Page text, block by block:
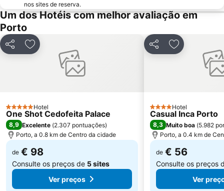
da Póvoa de Varzim
da Madalena
Edificio da Alfândega
Mercado do Bolhão
Estádio Municipal de Braga - Estádio AXA
Aldeia Rural Preservada de Quintandona
Palacio do Freixo
Casino de Espinho
Parque do Palácio de Cristal
Arrábida Shopping
Praia de Esposende
Aquático de Fafe
Azurara Beach
nos sites de reserva.
Um dos Hotéis com melhor avaliação em
Porto
PartilharAdicionar aos favoritos
5 EstrelasHotel
One Shot Cedofeita Palace
8,9 Excelente (2.307 pontuações)
Porto, a 0.8 km de Centro da cidade
de € 98
Consulte os preços de 5 sites
Ver preços
PartilharAdicionar
4 Estrelas
Hotel
Casual Inca Porto
8,3 Muito boa (5.982
Porto, a 0.4 km de
de € 56
Consulte os preços
Ver